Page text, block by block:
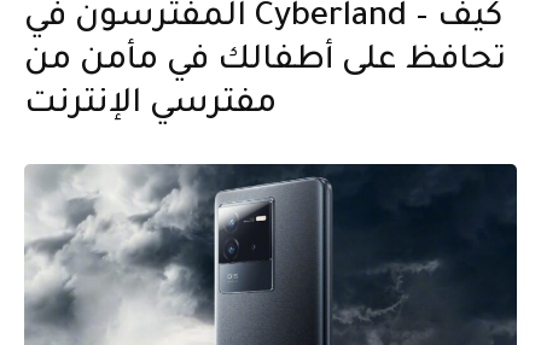
المفترسون في Cyberland – كيف
تحافظ على أطفالك في مأمن من
مفترسي الإنترنت